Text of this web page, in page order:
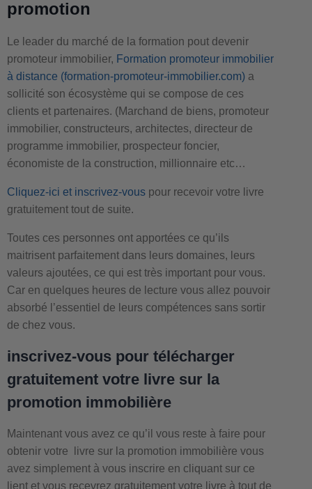
promotion
Le leader du marché de la formation pout devenir
promoteur immobilier, Formation promoteur immobilier
à distance (formation-promoteur-immobilier.com) a
sollicité son écosystème qui se compose de ces
clients et partenaires. (Marchand de biens, promoteur
immobilier, constructeurs, architectes, directeur de
programme immobilier, prospecteur foncier,
économiste de la construction, millionnaire etc…
Cliquez-ici et inscrivez-vous pour recevoir votre livre
gratuitement tout de suite.
Toutes ces personnes ont apportées ce qu’ils
maitrisent parfaitement dans leurs domaines, leurs
valeurs ajoutées, ce qui est très important pour vous.
Car en quelques heures de lecture vous allez pouvoir
absorbé l’essentiel de leurs compétences sans sortir
de chez vous.
inscrivez-vous pour télécharger
gratuitement votre livre sur la
promotion immobilière
Maintenant vous avez ce qu’il vous reste à faire pour
obtenir votre livre sur la promotion immobilière vous
avez simplement à vous inscrire en cliquant sur ce
lient et vous recevrez gratuitement votre livre à tout de